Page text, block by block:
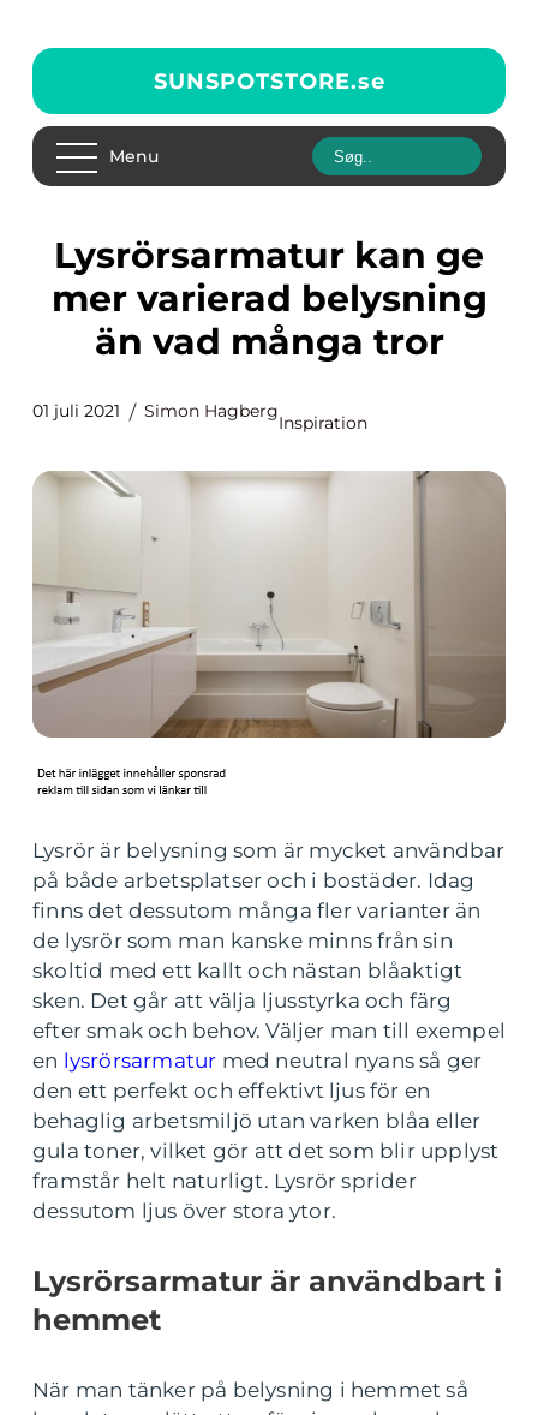
SUNSPOTSTORE.se
Menu
Lysrörsarmatur kan ge
mer varierad belysning
än vad många tror
01 juli 2021 Simon Hagberg
Inspiration
Lysrör är belysning som är mycket användbar
på både arbetsplatser och i bostäder. Idag
finns det dessutom många fler varianter än
de lysrör som man kanske minns från sin
skoltid med ett kallt och nästan blåaktigt
sken. Det går att välja ljusstyrka och färg
efter smak och behov. Väljer man till exempel
en lysrörsarmatur med neutral nyans så ger
den ett perfekt och effektivt ljus för en
behaglig arbetsmiljö utan varken blåa eller
gula toner, vilket gör att det som blir upplyst
framstår helt naturligt. Lysrör sprider
dessutom ljus över stora ytor.
Lysrörsarmatur är användbart i
hemmet
När man tänker på belysning i hemmet så